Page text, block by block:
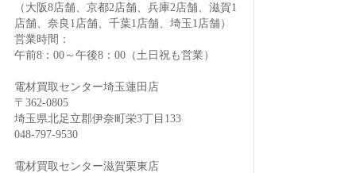
（大阪8店舗、京都2店舗、兵庫2店舗、滋賀1
店舗、奈良1店舗、千葉1店舗、埼玉1店舗）
営業時間：
午前8：00～午後8：00（土日祝も営業）
電材買取センター埼玉蓮田店
〒362-0805
埼玉県北足立郡伊奈町栄3丁目133
048-797-9530
電材買取センター滋賀栗東店